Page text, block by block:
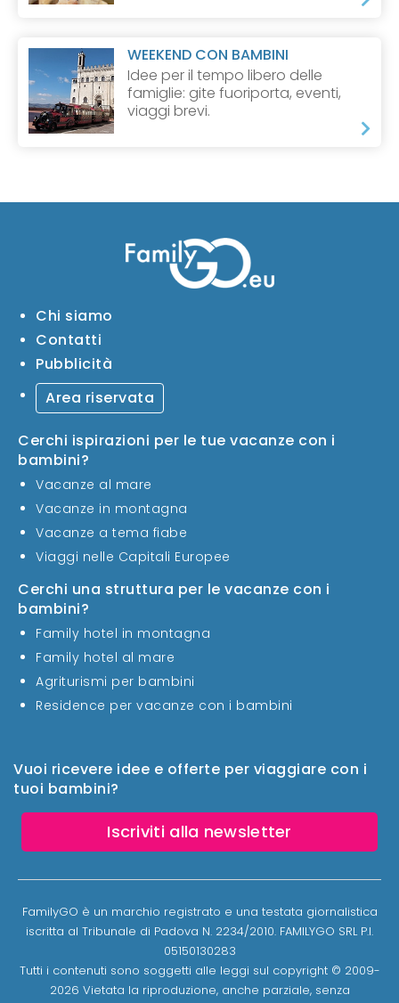
WEEKEND CON BAMBINI
Idee per il tempo libero delle
famiglie: gite fuoriporta, eventi,
viaggi brevi.
Vuoi ricevere idee e offerte per viaggiare con i
tuoi bambini?
Iscriviti alla newsletter
Chi siamo
Contatti
Pubblicità
Area riservata
Cerchi ispirazioni per le tue vacanze con i
bambini?
Vacanze al mare
Vacanze in montagna
Vacanze a tema fiabe
Viaggi nelle Capitali Europee
Cerchi una struttura per le vacanze con i
bambini?
Family hotel in montagna
Family hotel al mare
Agriturismi per bambini
Residence per vacanze con i bambini
FamilyGO è un marchio registrato e una testata giornalistica
iscritta al Tribunale di Padova N. 2234/2010. FAMILYGO SRL P.I.
05150130283
Tutti i contenuti sono soggetti alle leggi sul copyright © 2009-
2026 Vietata la riproduzione, anche parziale, senza